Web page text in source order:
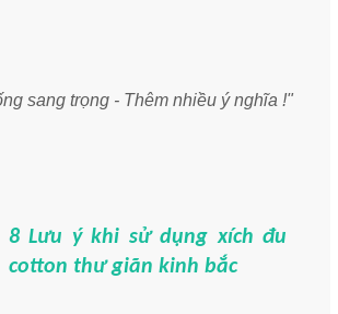
sang trọng - Thêm nhiều ý nghĩa !"
8 Lưu ý khi sử dụng xích đu
cotton thư giãn kinh bắc